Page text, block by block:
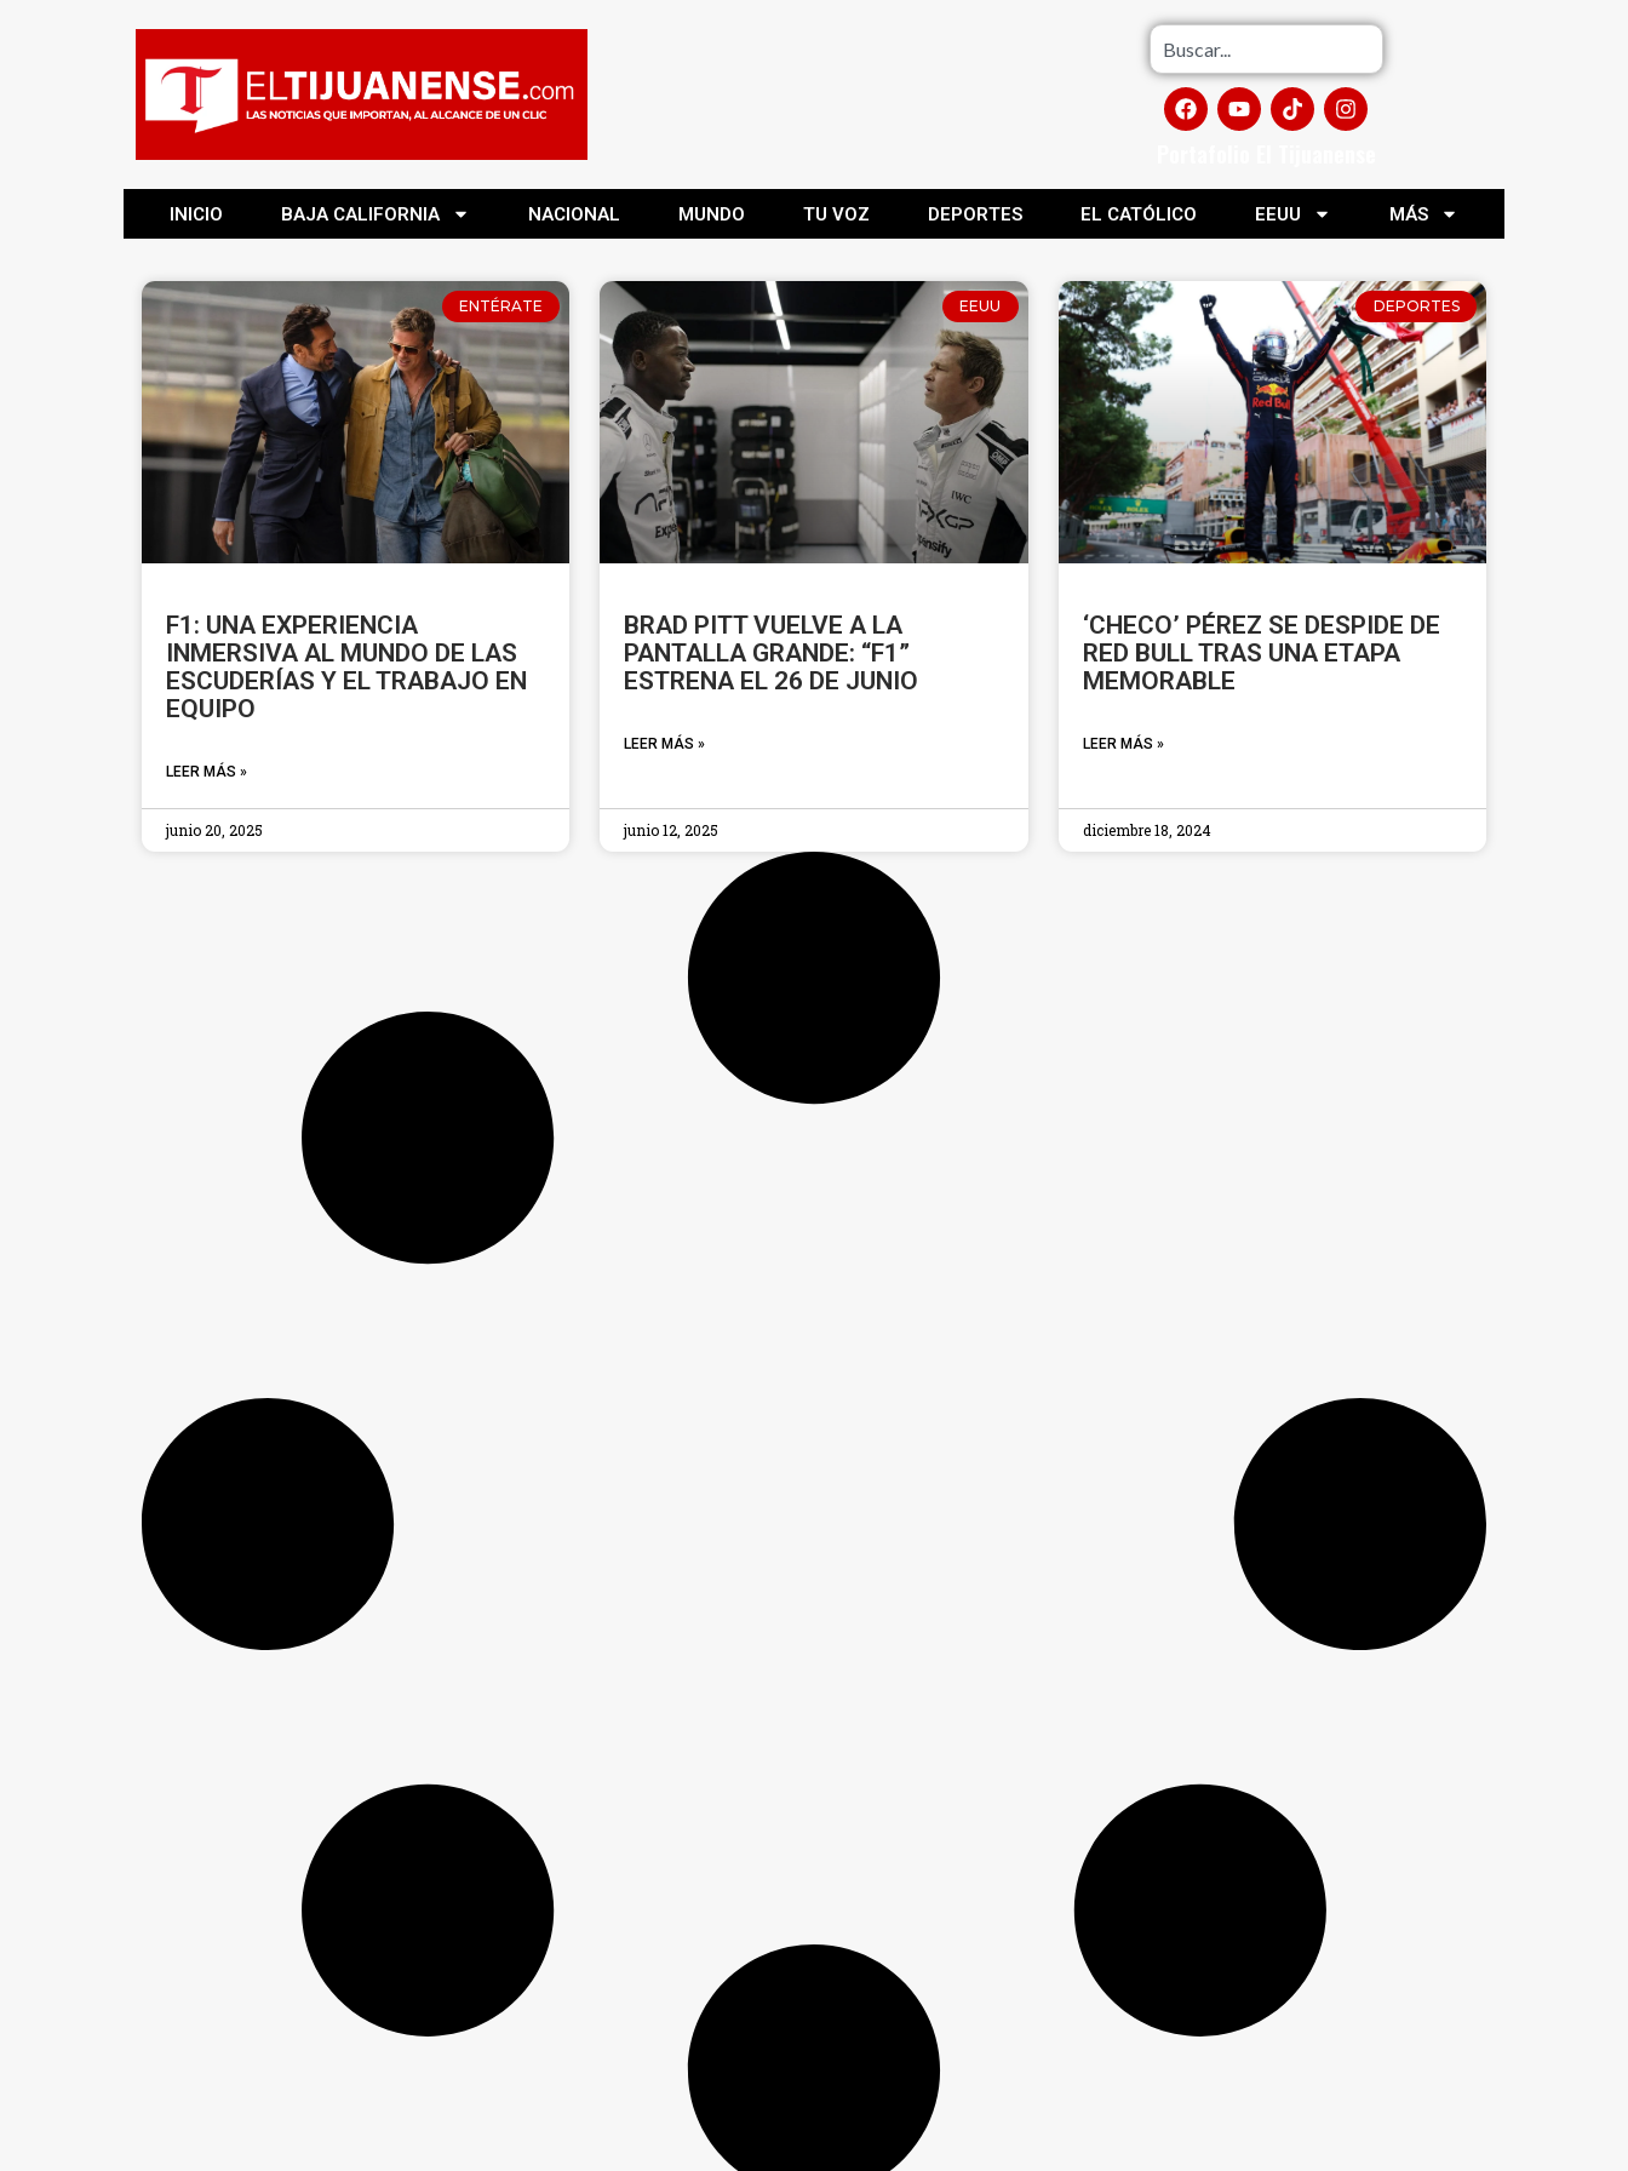
INICIO BAJA CALIFORNIA NACIONAL MUNDO TU VOZ DEPORTES EL CATÓLICO EEUU MÁS
ENTÉRATE
F1: UNA EXPERIENCIA
INMERSIVA AL MUNDO DE LAS
ESCUDERÍAS Y EL TRABAJO EN
EQUIPO
LEER MÁS »
junio 20, 2025
EEUU
BRAD PITT VUELVE A LA
PANTALLA GRANDE: “F1”
ESTRENA EL 26 DE JUNIO
LEER MÁS »
junio 12, 2025
DEPORTES
‘CHECO’ PÉREZ SE DESPIDE DE
RED BULL TRAS UNA ETAPA
MEMORABLE
LEER MÁS »
diciembre 18, 2024